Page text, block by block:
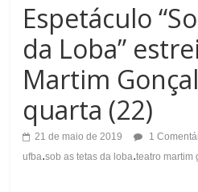
Espetáculo
da Loba”
Martim
quarta (22)
21 de maio de 2019 1
ufba.sob as tetas da loba.teatro martim